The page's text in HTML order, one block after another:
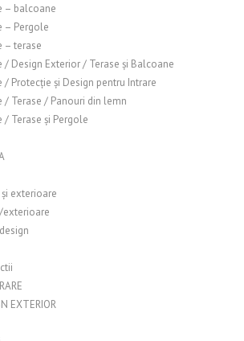
– balcoane
– Pergole
– terase
/ Design Exterior / Terase și Balcoane
/ Protecție și Design pentru Intrare
/ Terase / Panouri din lemn
/ Terase și Pergole
exterioare
exterioare
EXTERIOR